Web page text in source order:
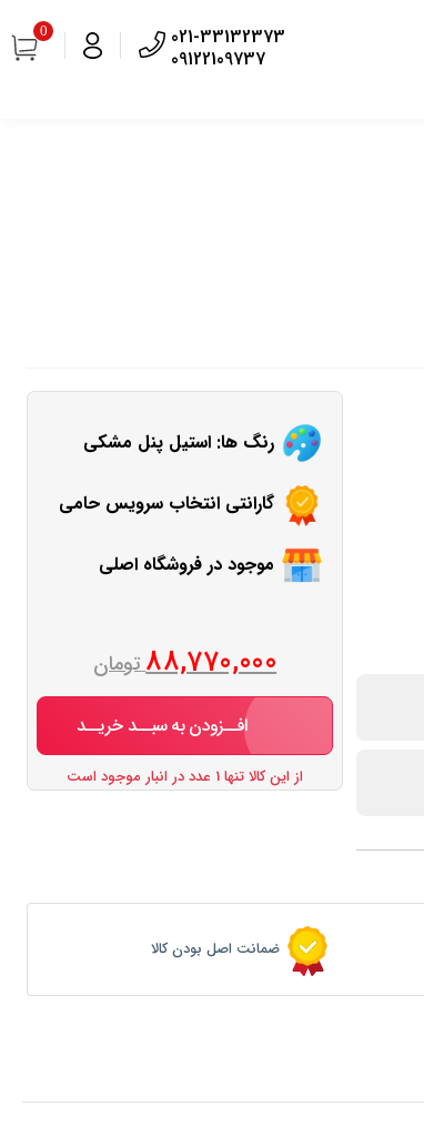
021-33132373
09122109737
0
رنگ ها: استیل پنل مشکی
گارانتی انتخاب سرویس حامی
موجود در فروشگاه اصلی
88,770,000تومان
افــزودن به سبــد خریــد
از این کالا تنها 1 عدد در انبار موجود است
ضمانت اصل بودن کالا